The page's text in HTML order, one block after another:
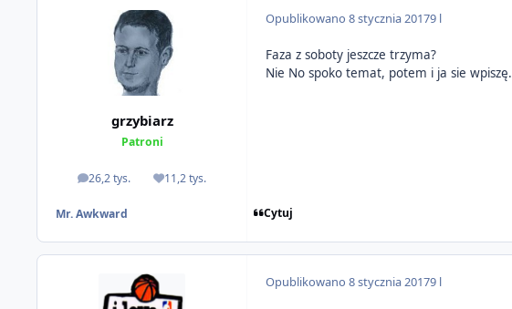
grzybiarz
Patroni
26,2 tys.
odpowiedzi11,2 tys.
Reputacja
Mr. Awkward
Opublikowano8 stycznia 20179 l
Faza z soboty jeszcze trzyma?
Nie No spoko temat, potem i ja sie wpiszę.
Cytuj
Opublikowano8 stycznia 20179 l